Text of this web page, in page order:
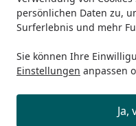
persönlichen Daten zu,
Surferlebnis und mehr
Sie können Ihre
Einstellungen anpassen
Ja,